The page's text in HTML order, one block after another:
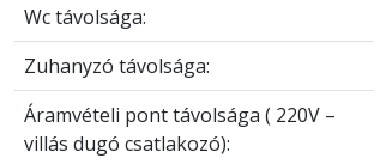
Wc távolsága:
Zuhanyzó távolsága:
Áramvételi pont távolsága ( 220V –
villás dugó csatlakozó):